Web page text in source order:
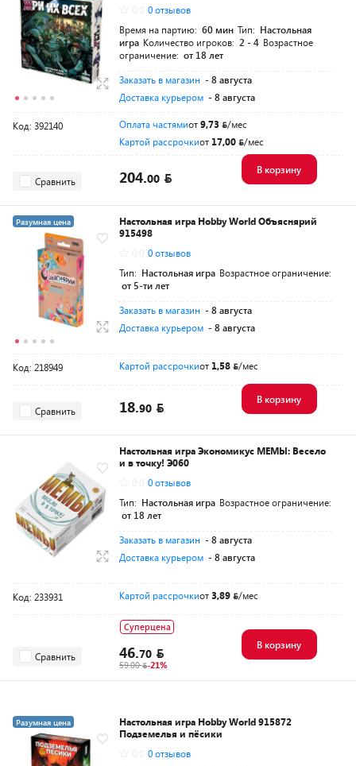
0 отзывов
Время на партию: 60 мин Тип: Настольная
игра Количество игроков: 2 - 4 Возрастное
ограничение: от 18 лет
Заказать в магазин - 8 августа
Доставка курьером - 8 августа
Код: 392140 Оплата частямиот9,73
/мес
Картой рассрочкиот 17,00 /мес
Сравнить 204.00
В корзину
Разумная цена
Настольная игра Hobby World Объяснярий
915498
0 отзывов
Тип: Настольная игра Возрастное ограничение:
от 5-ти лет
Заказать в магазин - 8 августа
Доставка курьером - 8 августа
Код: 218949 Картой рассрочкиот 1,58 /мес
Сравнить 18.90
В корзину
Настольная игра Экономикус МЕМЫ: Весело
и в точку! Э060
0 отзывов
Тип: Настольная игра Возрастное ограничение:
от 18 лет
Заказать в магазин - 8 августа
Доставка курьером - 8 августа
Код: 233931 Картой рассрочкиот3,89 /мес
Сравнить
Суперцена
46.70
59.00 -21%
В корзину
Разумная цена
Настольная игра Hobby World 915872
Подземелья и пёсики
0 отзывов